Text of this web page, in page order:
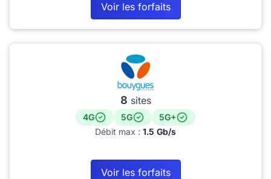
Voir les forfaits
8 sites
4G 5G
5G+
Débit max : 1.5 Gb/s
Voir les forfaits